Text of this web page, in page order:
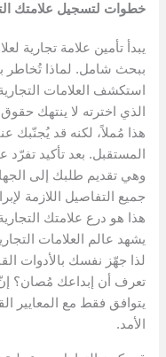
خطوات لتسجيل علامتك
يبدأ تأمين علامة تجارية
ببحث شامل. لماذا تُخاطر
استكشف العلامات
الذي اخترته لا ينتهك
هذا مُملاً، لكنه قد يُجنّبك
المستقبل. بعد تأكيد تفرّد
وهي تقديم طلبك إلى
جميع التفاصيل اللازمة
هذا هو درع علامتك
يشهد عالم العلامات
لذا جهّز نفسك بالأدوات
تعرف أن إبداعك مُصان؟
يتوافق فقط مع المعايير
الأمد.